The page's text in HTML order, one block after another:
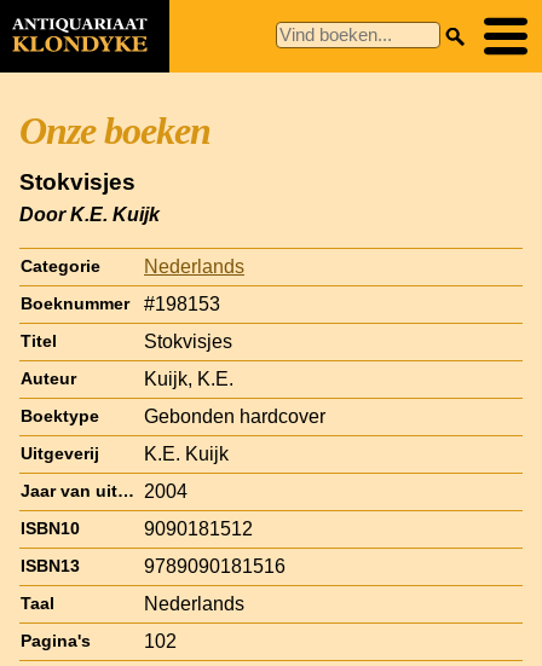
Onze boeken
Stokvisjes
Door K.E. Kuijk
Categorie Nederlands
Boeknummer #198153
Titel Stokvisjes
Auteur Kuijk, K.E.
Boektype Gebonden hardcover
Uitgeverij K.E. Kuijk
Jaar van uitgave 2004
ISBN10 9090181512
ISBN13 9789090181516
Taal Nederlands
Pagina's 102